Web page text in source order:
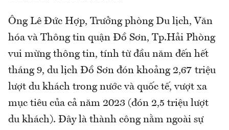
Ông Lê Đức Hợp, Trưởng phòng Du lịch, Văn
hóa và Thông tin quận Đồ Sơn, Tp.Hải Phòng
vui mừng thông tin, tính từ đầu năm đến hết
tháng 9, du lịch Đồ Sơn đón khoảng 2,67 triệu
lượt du khách trong nước và quốc tế, vượt xa
mục tiêu của cả năm 2023 (đón 2,5 triệu lượt
du khách). Đây là thành công nằm ngoài sự